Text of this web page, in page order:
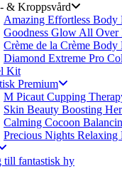
& Kroppsvård
Amazing Effortless Body
Goodness Glow All
Crème de la Crème Body
Diamond Extreme Pro
Kit
Premium
M Picaut Cupping
Skin Beauty Boosting
Calming Cocoon
Precious Nights Relaxing
till fantastisk hy